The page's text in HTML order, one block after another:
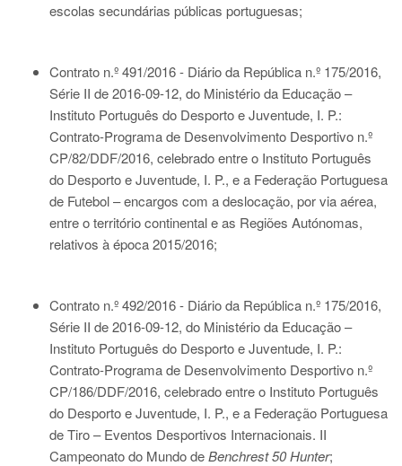
escolas secundárias públicas portuguesas;
Contrato n.º 491/2016 - Diário da República n.º 175/2016,
Série II de 2016-09-12, do Ministério da Educação –
Instituto Português do Desporto e Juventude, I. P.:
Contrato-Programa de Desenvolvimento Desportivo n.º
CP/82/DDF/2016, celebrado entre o Instituto Português
do Desporto e Juventude, I. P., e a Federação Portuguesa
de Futebol – encargos com a deslocação, por via aérea,
entre o território continental e as Regiões Autónomas,
relativos à época 2015/2016;
Contrato n.º 492/2016 - Diário da República n.º 175/2016,
Série II de 2016-09-12, do Ministério da Educação –
Instituto Português do Desporto e Juventude, I. P.:
Contrato-Programa de Desenvolvimento Desportivo n.º
CP/186/DDF/2016, celebrado entre o Instituto Português
do Desporto e Juventude, I. P., e a Federação Portuguesa
de Tiro – Eventos Desportivos Internacionais. II
Campeonato do Mundo deBenchrest 50 Hunter;